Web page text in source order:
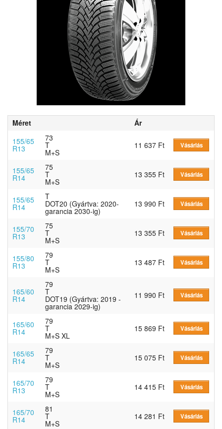
Méret
Ár
155/65
R13
73
T
M+S
11 637 Ft Vásárlás
155/65
R14
75
T
M+S
13 355 Ft Vásárlás
155/65
R14
T
DOT20 (Gyártva: 2020-
garancia 2030-ig)
13 990 Ft Vásárlás
155/70
R13
75
T
M+S
13 355 Ft Vásárlás
155/80
R13
79
T
M+S
13 487 Ft Vásárlás
165/60
R14
79
T
DOT19 (Gyártva: 2019 -
garancia 2029-ig)
11 990 Ft Vásárlás
165/60
R14
79
T
M+S XL
15 869 Ft Vásárlás
165/65
R14
79
T
M+S
15 075 Ft Vásárlás
165/70
R13
79
T
M+S
14 415 Ft Vásárlás
165/70
R14
81
T
M+S
14 281 Ft Vásárlás